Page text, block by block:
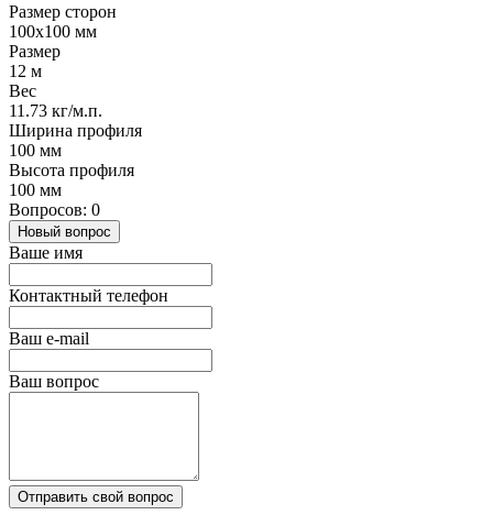
Размер сторон
100х100 мм
Размер
12 м
Вес
11.73 кг/м.п.
Ширина профиля
100 мм
Высота профиля
100 мм
Вопросов: 0
Новый вопрос
Ваше имя
Контактный телефон
Ваш e-mail
Ваш вопрос
Отправить свой вопрос